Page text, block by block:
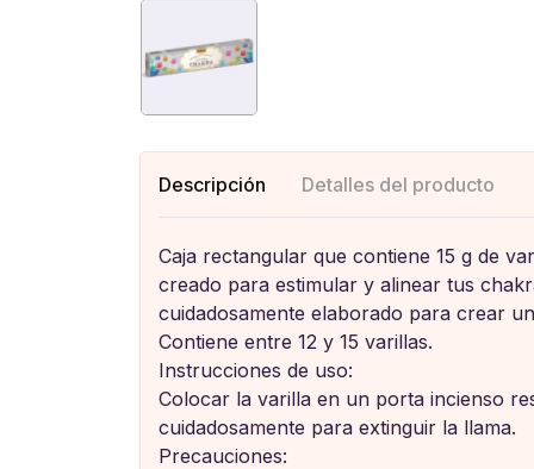
Descripción Detalles del producto
Caja rectangular que contiene 15 g de
creado para estimular y alinear tus
cuidadosamente elaborado para crear
Contiene entre 12 y 15 varillas.
Instrucciones de uso:
Colocar la varilla en un porta incienso
cuidadosamente para extinguir la llama.
Precauciones: